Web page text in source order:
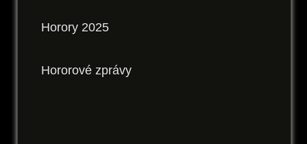
Horory 2025
Hororové zprávy